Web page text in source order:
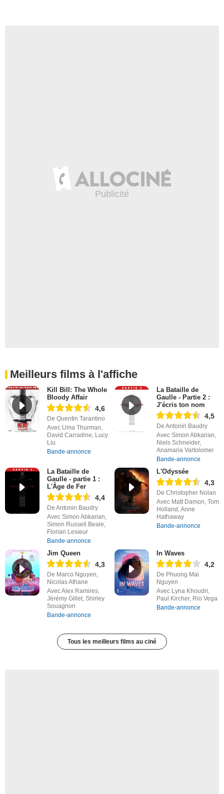
Meilleurs films à l'affiche
Kill Bill: The Whole
Bloody Affair
4,6
De Quentin Tarantino
Avec Uma Thurman,
David Carradine, Lucy
Liu
Bande-annonce
La Bataille de
Gaulle - Partie 2 :
J’écris ton nom
4,5
De Antonin Baudry
Avec Simon Abkarian,
Niels Schneider,
Anamaria Vartolomei
Bande-annonce
La Bataille de
Gaulle - partie 1 :
L'Âge de Fer
4,4
De Antonin Baudry
Avec Simon Abkarian,
Simon Russell Beale,
Florian Lesieur
Bande-annonce
L'Odyssée
4,3
De Christopher Nolan
Avec Matt Damon, Tom
Holland, Anne
Hathaway
Bande-annonce
Jim Queen
4,3
De Marco Nguyen,
Nicolas Athane
Avec Alex Ramires,
Jérémy Gillet, Shirley
Souagnon
Bande-annonce
In Waves
4,2
De Phuong Mai
Nguyen
Avec Lyna Khoudri,
Paul Kircher, Rio Vega
Bande-annonce
Tous les meilleurs films au ciné